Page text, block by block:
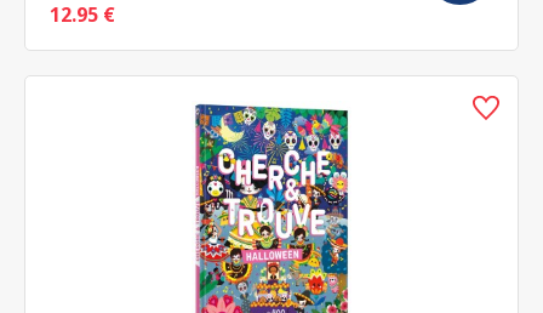
12.95 €